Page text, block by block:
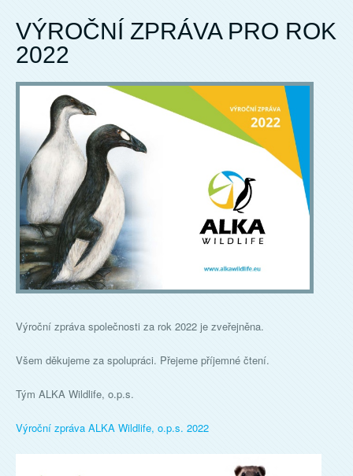
VÝROČNÍ ZPRÁVA PRO ROK
2022
Výroční zpráva společnosti za rok 2022 je zveřejněna.
Všem děkujeme za spolupráci. Přejeme příjemné čtení.
Tým ALKA Wildlife, o.p.s.
Výroční zpráva ALKA Wildlife, o.p.s. 2022